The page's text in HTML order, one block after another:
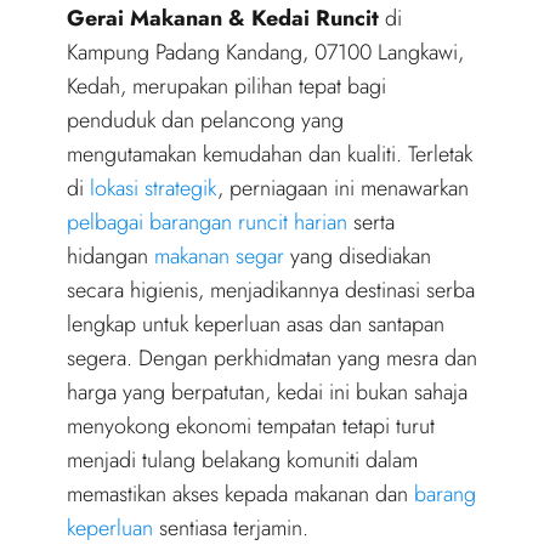
Gerai Makanan & Kedai Runcitdi
Kampung Padang Kandang, 07100 Langkawi,
Kedah, merupakan pilihan tepat bagi
penduduk dan pelancong yang
mengutamakan kemudahan dan kualiti. Terletak
di lokasi strategik, perniagaan ini menawarkan
pelbagai barangan runcit harian serta
hidangan makanan segaryang disediakan
secara higienis, menjadikannya destinasi serba
lengkap untuk keperluan asas dan santapan
segera. Dengan perkhidmatan yang mesra dan
harga yang berpatutan, kedai ini bukan sahaja
menyokong ekonomi tempatan tetapi turut
menjadi tulang belakang komuniti dalam
memastikan akses kepada makanan dan barang
keperluan sentiasa terjamin.